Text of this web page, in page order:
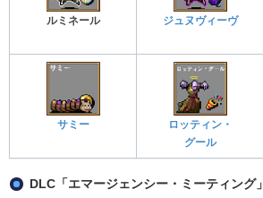
ルミネール ジュヌヴィーヴ
サミー
ロッティン・
グール
DLC「エマージェンシー・ミーティング」